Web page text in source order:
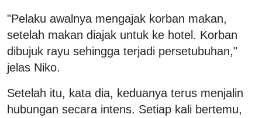
"Pelaku awalnya mengajak korban makan,
setelah makan diajak untuk ke hotel. Korban
dibujuk rayu sehingga terjadi persetubuhan,"
jelas Niko.
Setelah itu, kata dia, keduanya terus menjalin
hubungan secara intens. Setiap kali bertemu,